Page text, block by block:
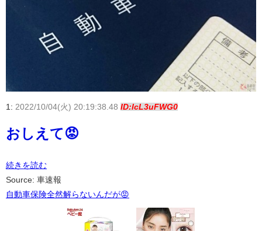
1: 2022/10/04(火) 20:19:38.48 ID:lcL3uFWG0
おしえて😡
続きを読む
Source: 車速報
自動車保険全然解らないんだが😡